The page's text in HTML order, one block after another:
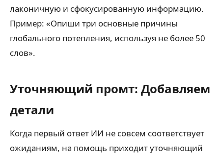
лаконичную и сфокусированную информацию.
Пример: «Опиши три основные причины
глобального потепления, используя не более 50
слов».
Уточняющий промт: Добавляем
детали
Когда первый ответ ИИ не совсем соответствует
ожиданиям, на помощь приходит уточняющий